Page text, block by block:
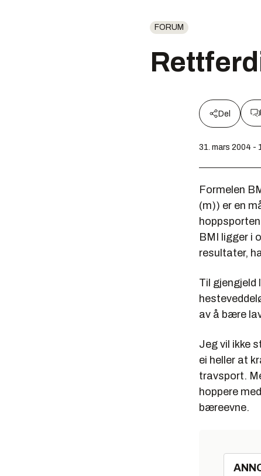
FORUM
Del
31. mars 2004 -
Formelen
(m)) er en
BMI ligger i
resultater,
Til gjengjeld
av å bære
Jeg vil ikke
ei heller at
travsport.
hoppere
bæreevne.